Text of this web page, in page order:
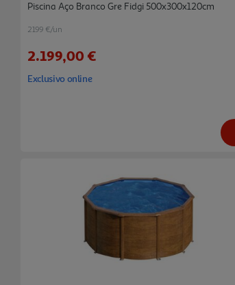
Piscina Aço Branco Gre Fidgi 500x300x120cm
2199 €/un
2.199,00 €
Exclusivo online